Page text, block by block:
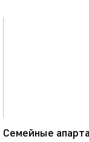
Семейные